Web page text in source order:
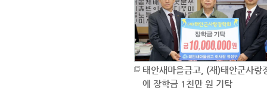
태안새마을금고, (재)태안군사랑
에 장학금 1천만 원 기탁